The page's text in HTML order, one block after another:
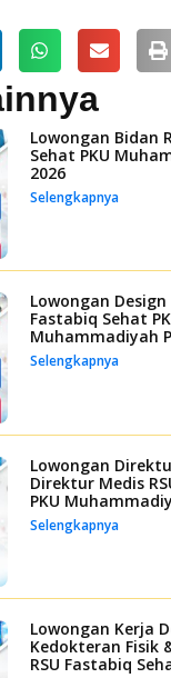
Lowongan Bidan
Sehat PKU
2026
Selengkapnya
Lowongan Design
Fastabiq Sehat
Muhammadiyah
Selengkapnya
Lowongan
Direktur Medis
PKU
Selengkapnya
Lowongan Kerja
Kedokteran Fisik
RSU Fastabiq